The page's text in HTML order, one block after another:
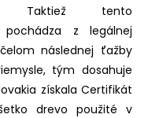
Taktiež tento
z legálnej
následnej ťažby
tým dosahuje
získala Certifikát
drevo použité v